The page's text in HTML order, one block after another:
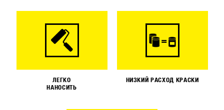
ЛЕГКО
НАНОСИТЬ
НИЗКИЙ РАСХОД КРАСКИ